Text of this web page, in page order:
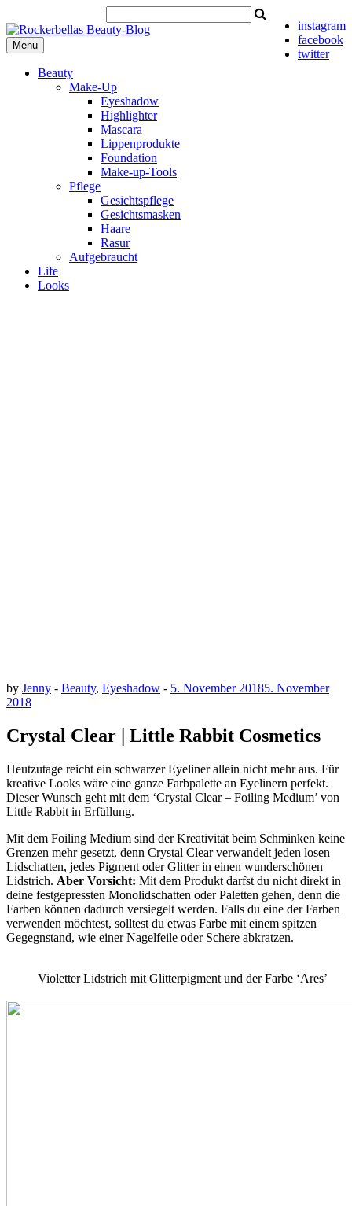
instagram
facebook
twitter
Menu
Beauty
Make-Up
Eyeshadow
Highlighter
Mascara
Lippenprodukte
Foundation
Make-up-Tools
Pflege
Gesichtspflege
Gesichtsmasken
Haare
Rasur
Aufgebraucht
Life
Looks
by Jenny - Beauty, Eyeshadow - 5. November 20185. November
2018
Crystal Clear | Little Rabbit Cosmetics
Heutzutage reicht ein schwarzer Eyeliner allein nicht mehr aus. Für
kreative Looks wäre eine ganze Farbpalette an Eyelinern perfekt.
Dieser Wunsch geht mit dem ‘Crystal Clear – Foiling Medium’ von
Little Rabbit in Erfüllung.
Mit dem Foiling Medium sind der Kreativität beim Schminken keine
Grenzen mehr gesetzt, denn Crystal Clear verwandelt jeden losen
Lidschatten, jedes Pigment oder Glitter in einen wunderschönen
Lidstrich. Aber Vorsicht: Mit dem Produkt darfst du nicht direkt in
deine festgepressten Monolidschatten oder Paletten gehen, denn die
Farben können dadurch versiegelt werden. Falls du eine der Farben
verwenden möchtest, solltest du etwas Farbe mit einem spitzen
Gegegnstand, wie einer Nagelfeile oder Schere abkratzen.
Violetter Lidstrich mit Glitterpigment und der Farbe ‘Ares’